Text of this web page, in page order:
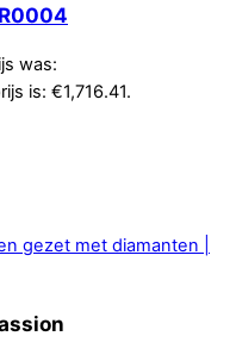
was:
is: €1,716.41.